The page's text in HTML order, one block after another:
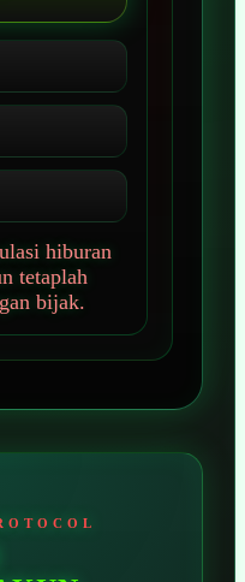
hiburan
tetaplah
bijak.